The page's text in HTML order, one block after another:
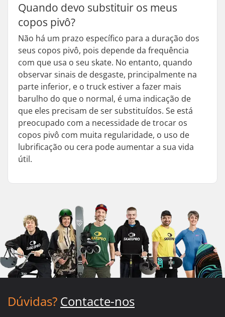
Quando devo substituir os meus
copos pivô?
Não há um prazo específico para a duração dos
seus copos pivô, pois depende da frequência
com que usa o seu skate. No entanto, quando
observar sinais de desgaste, principalmente na
parte inferior, e o truck estiver a fazer mais
barulho do que o normal, é uma indicação de
que eles precisam de ser substituídos. Se está
preocupado com a necessidade de trocar os
copos pivô com muita regularidade, o uso de
lubrificação ou cera pode aumentar a sua vida
útil.
Dúvidas? Contacte-nos